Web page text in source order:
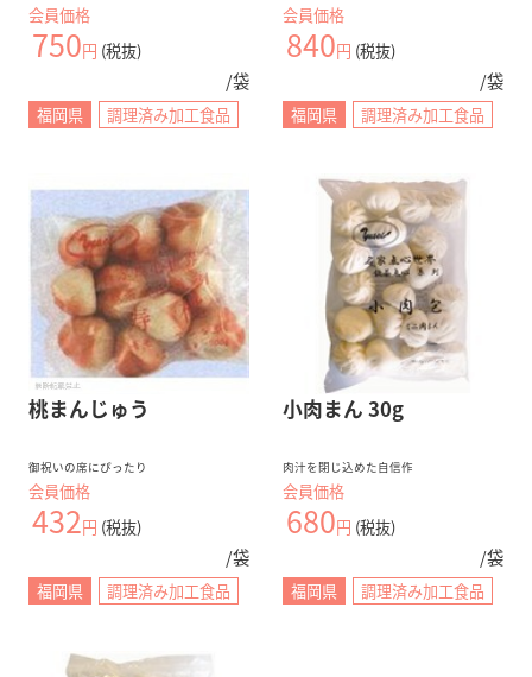
会員価格
750円 (税抜)
/袋
福岡県 調理済み加工食品
会員価格
840円 (税抜)
/袋
福岡県 調理済み加工食品
桃まんじゅう
御祝いの席にぴったり
会員価格
432円 (税抜)
/袋
福岡県 調理済み加工食品
小肉まん 30g
肉汁を閉じ込めた自信作
会員価格
680円 (税抜)
/袋
福岡県 調理済み加工食品